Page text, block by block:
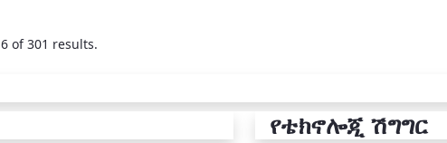
of 301 results.
የቴክኖሎጂ ሽግግር